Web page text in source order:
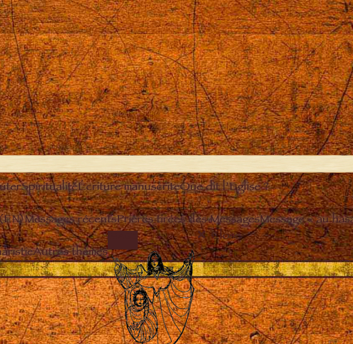
SpiritualitéÉcriture manuscriteQue dit l’Eglise ?
Messages récentsPrières tirées des MessagesMessage « au
Autres thèmes
Close